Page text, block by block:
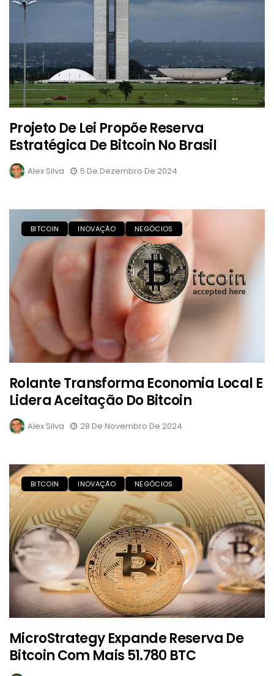
Projeto De Lei Propõe Reserva
Estratégica De Bitcoin No Brasil
Alex Silva 5 De Dezembro De 2024
BITCOIN INOVAÇÃO NEGÓCIOS
Rolante Transforma Economia Local E
Lidera Aceitação Do Bitcoin
Alex Silva 28 De Novembro De 2024
BITCOIN INOVAÇÃO NEGÓCIOS
MicroStrategy Expande Reserva De
Bitcoin Com Mais 51.780 BTC